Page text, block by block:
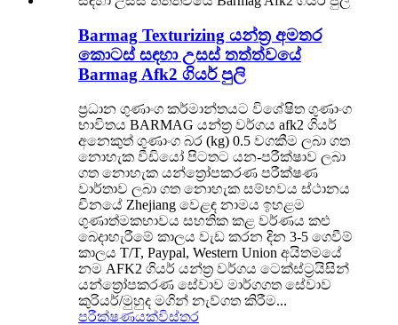
Barmag Texturizing යන්ත්‍ර අමතර
කොටස් සඳහා උසස් තත්ත්වයේ
Barmag Afk2 ගියර් පුලි
ප්‍රධාන ගුණාංග කර්මාන්තයට විශේෂිත ගුණාංග
භාවිතය BARMAG යන්ත්‍ර වර්ගය afk2 ගියර්
අනෙකුත් ගුණාංග බර (kg) 0.5 වගකීම ලබා ගත
නොහැක වීඩියෝ පිටතට යන-පරීක්ෂාව ලබා
ගත නොහැක යන්ත්‍රෝපකරණ පරීක්ෂණ
වාර්තාව ලබා ගත නොහැක සම්භවය ස්ථානය
චීනයේ Zhejiang වෙළඳ නාමය ඉහළම
ගුණාත්මකභාවය සහතික කළ වර්ණය කළු
බෙදාහැරීමේ කාලය වැඩ කරන දින 3-5 ගෙවීම්
කාලය T/T, Paypal, Western Union අයිතමයේ
නම AFK2 ගියර් යන්ත්‍ර වර්ගය ටෙක්ස්ට්‍රයිසින්
යන්ත්‍රෝපකරණ සේවාව මාර්ගගත සේවාව
කුරියර්/මුහුද මගින් නැව්ගත කිරීම...
පරීක්ෂණයක්විස්තර